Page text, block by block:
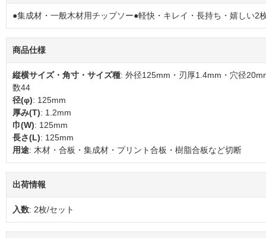
●集成材・一般木材用チップソー●軽快・キレイ・長持ち・嬉しい2
商品仕様
縦横サイズ・角寸・サイズ種: 外径125mm・刃厚1.4mm・穴径
数44
径(φ): 125mm
厚み(T): 1.2mm
巾(W): 125mm
長さ(L): 125mm
用途: 木材・合板・集成材・プリント合板・樹脂合板など切断
出荷情報
入数: 2枚/セット